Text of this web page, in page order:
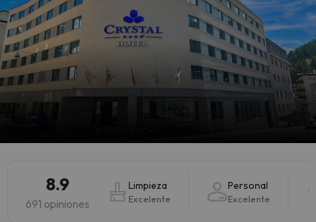
8.9
691 opiniones
Limpieza
Excelente
Personal
Excelente